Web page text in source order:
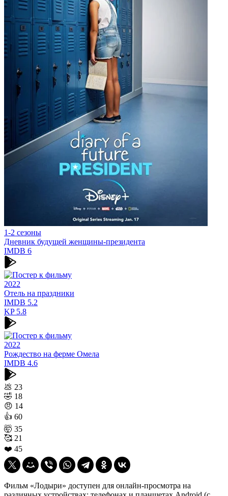
1-2 сезоны
Дневник будущей женщины-президента
IMDB 6
2022
Отель на праздники
IMDB 5.2
KP5.8
2022
Рождество на ферме Омела
IMDB 4.6
💩 23
🤣 18
😠 14
👍 60
🤯 35
🥰 21
❤️ 45
Фильм «Лодыри» доступен для онлайн-просмотра на